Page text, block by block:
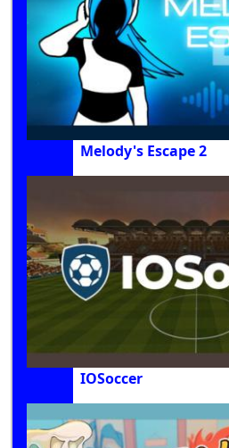
Melody's Escape 2
IOSoccer